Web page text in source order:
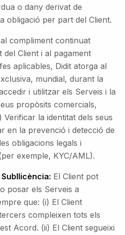
o dany derivat de
obligació per part del Client.
compliment continuat
Client i al pagament
aplicables, Didit atorga al
mundial, durant la
i utilitzar els Serveis i la
propòsits comercials,
la identitat dels seus
en la prevenció i detecció de
obligacions legals i
exemple, KYC/AML).
El Client pot
posar els Serveis a
que: (i) El Client
compleixen tots els
Acord. (ii) El Client segueixi